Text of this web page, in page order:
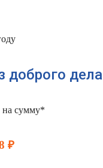
доброго дела
сумму*
₽